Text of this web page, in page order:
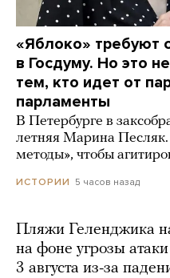
«Яблоко» требуют
в Госдуму. Но это
тем, кто идет от
парламенты
В Петербурге в
летняя Марина
методы», чтобы
ИСТОРИИ 5 часов назад
Пляжи Геленджика
на фоне угрозы
3 августа из-за